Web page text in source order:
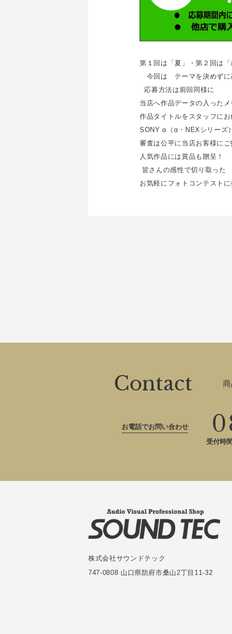
第１回は「夏」・第２回は
今回は テーマを決めずに
応募方法は前回同様に
当店へ作品データの入った
作品タイトルをスタッフにお
SONY α（α・NEXシリーズ
審査は公平に当店お客様にご
人気作品には賞品も贈呈！
皆さんの感性で切り取った
お気軽にフォトコンテストに
Contact
お電話でお問い合わせ
受付時
株式会社サウンドテック
747-0808 山口県防府市桑山2丁目11-32